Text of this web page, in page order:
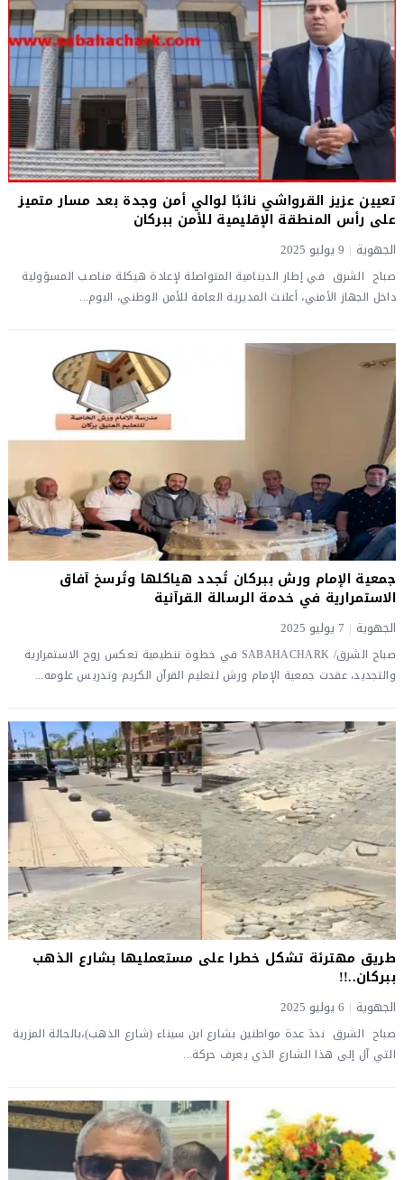
تعيين عزيز القرواشي نائبًا لوالي أمن وجدة بعد مسار متميز
على رأس المنطقة الإقليمية للأمن ببركان
الجهوية 9 يوليو 2025
صباح الشرق في إطار الدينامية المتواصلة لإعادة هيكلة مناصب المسؤولية
داخل الجهاز الأمني، أعلنت المديرية العامة للأمن الوطني، اليوم...
جمعية الإمام ورش ببركان تُجدد هياكلها وتُرسخ آفاق
الاستمرارية في خدمة الرسالة القرآنية
الجهوية 7 يوليو 2025
صباح الشرق/ SABAHACHARK في خطوة تنظيمية تعكس روح الاستمرارية
والتجديد، عقدت جمعية الإمام ورش لتعليم القرآن الكريم وتدريس علومه...
طريق مهترئة تشكل خطرا على مستعمليها بشارع الذهب
ببركان..!!
الجهوية 6 يوليو 2025
صباح الشرق نددَ عدة مواطنين بشارع ابن سيناء (شارع الذهب)،بالحالة المزرية
التي آل إلى هذا الشارع الذي يعرف حركة...